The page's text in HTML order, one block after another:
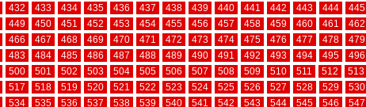
432 433 434 435 436 437 438 439 440 441 442 443 444 445
449 450 451 452 453 454 455 456 457 458 459 460 461 462
466 467 468 469 470 471 472 473 474 475 476 477 478 479
483 484 485 486 487 488 489 490 491 492 493 494 495 496
500 501 502 503 504 505 506 507 508 509 510 511 512 513
517 518 519 520 521 522 523 524 525 526 527 528 529 530
534 535 536 537 538 539 540 541 542 543 544 545 546 547